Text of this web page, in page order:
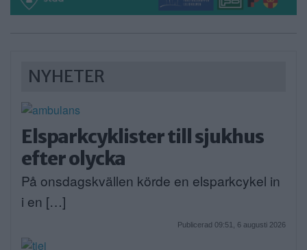
NYHETER
Elsparkcyklister till sjukhus
efter olycka
På onsdagskvällen körde en elsparkcykel in
i en […]
Publicerad 09:51, 6 augusti 2026